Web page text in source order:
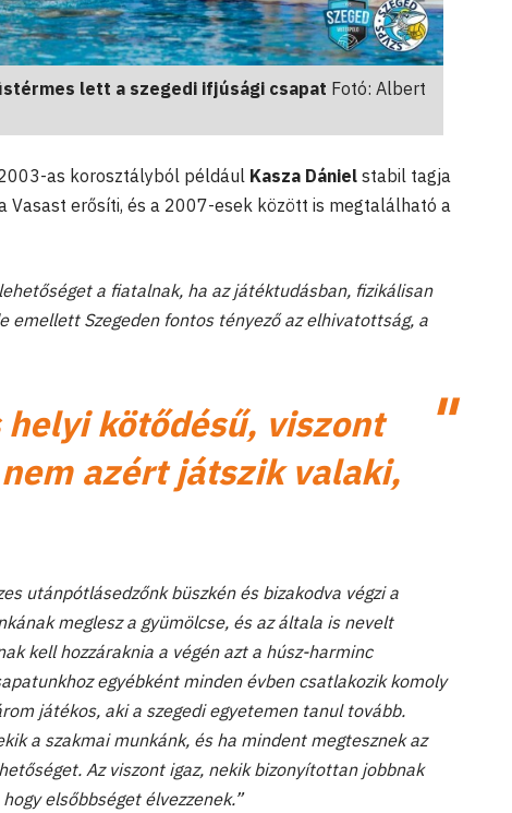
lett a szegedi ifjúsági csapat Fotó: Albert
as korosztályból például Kasza Dániel stabil tagja
Vasast erősíti, és a 2007-esek között is megtalálható a
a fiatalnak, ha az játéktudásban, fizikálisan
emellett Szegeden fontos tényező az elhivatottság, a
kötődésű, viszont
azért játszik valaki,
utánpótlásedzőnk büszkén és bizakodva végzi a
meglesz a gyümölcse, és az általa is nevelt
kell hozzáraknia a végén azt a húsz-harminc
egyébként minden évben csatlakozik komoly
játékos, aki a szegedi egyetemen tanul tovább.
a szakmai munkánk, és ha mindent megtesznek az
Az viszont igaz, nekik bizonyítottan jobbnak
elsőbbséget élvezzenek.”